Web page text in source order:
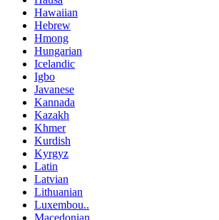
Hawaiian
Hebrew
Hmong
Hungarian
Icelandic
Igbo
Javanese
Kannada
Kazakh
Khmer
Kurdish
Kyrgyz
Latin
Latvian
Lithuanian
Luxembou..